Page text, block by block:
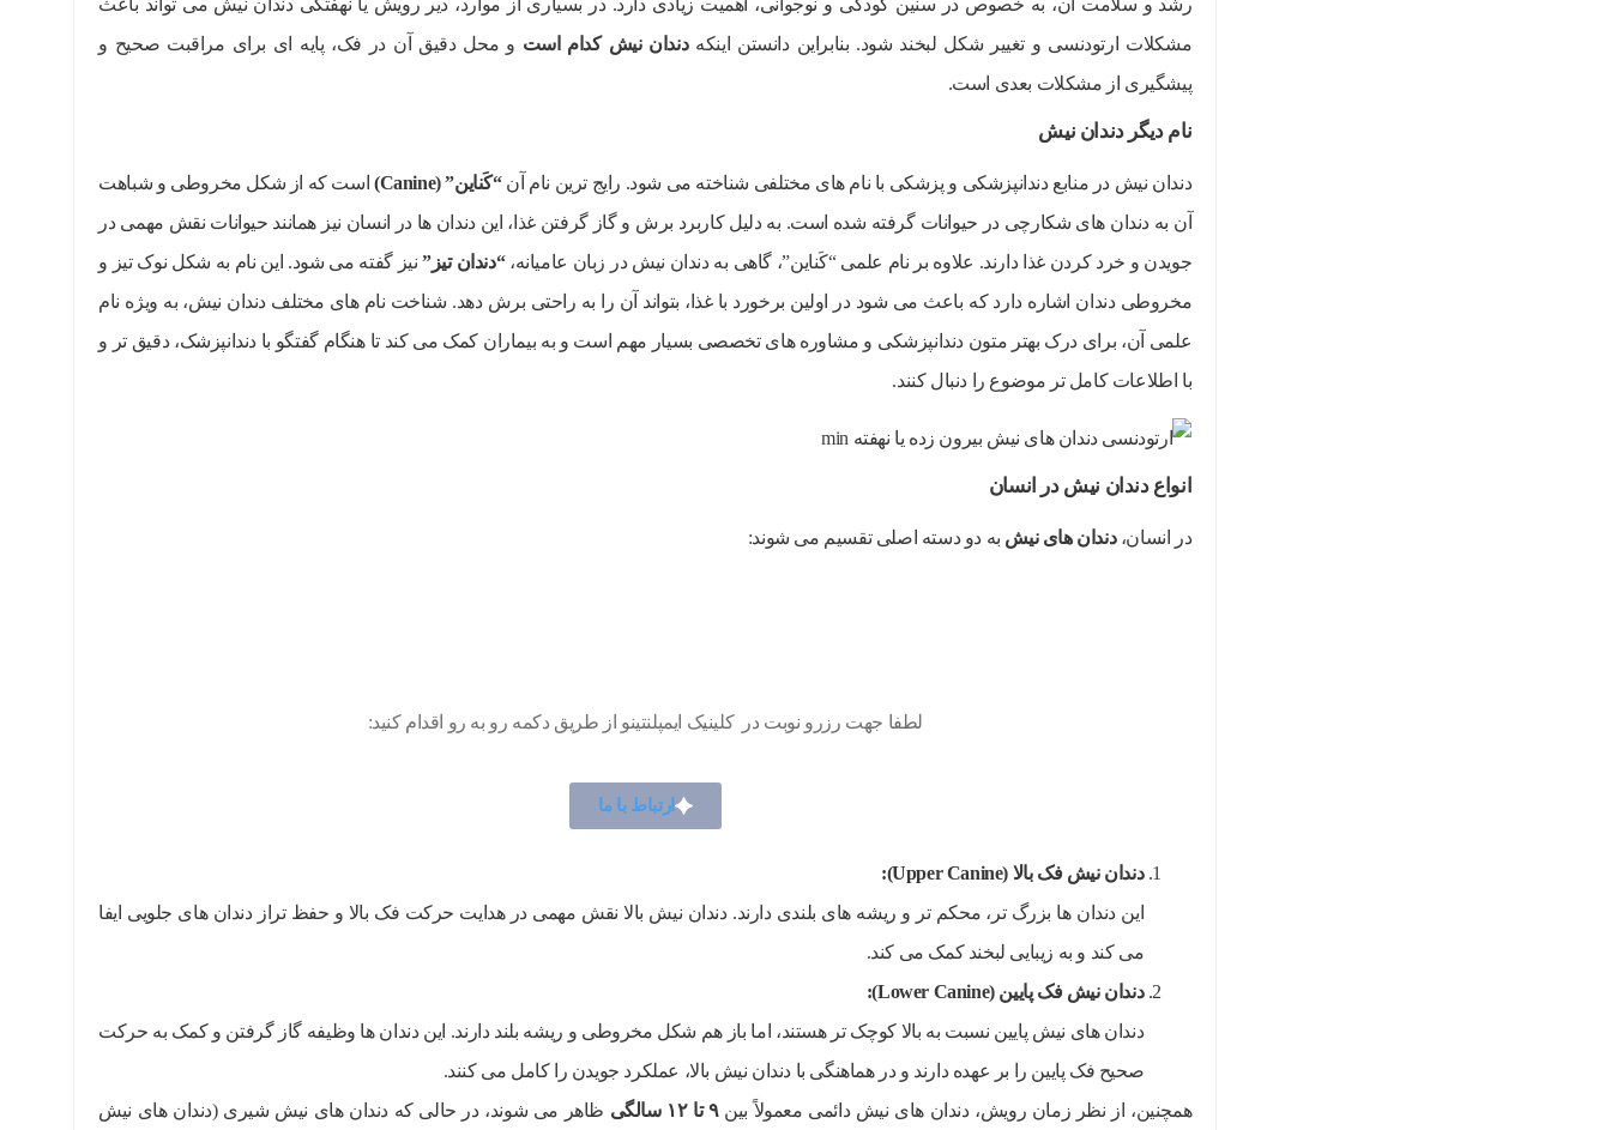
رشد و سلامت آن، به خصوص در سنین کودکی و نوجوانی، اهمیت زیادی دارد. در بسیاری از موارد، دیر رویش یا نهفتگی دندان نیش می تواند باعث
مشکلات ارتودنسی و تغییر شکل لبخند شود. بنابراین دانستن اینکهدندان نیش کدام است و محل دقیق آن در فک، پایه ای برای مراقبت صحیح و
پیشگیری از مشکلات بعدی است.
نام دیگر دندان نیش
دندان نیش در منابع دندانپزشکی و پزشکی با نام های مختلفی شناخته می شود. رایج ترین نام آن“کَناین” (Canine)
است که از شکل مخروطی و شباهت
آن به دندان های شکارچی در حیوانات گرفته شده است. به دلیل کاربرد برش و گاز گرفتن غذا، این دندان ها در انسان نیز همانند حیوانات نقش مهمی در
جویدن و خرد کردن غذا دارند. علاوه بر نام علمی “کَناین”، گاهی به دندان نیش در زبان عامیانه،“دندان تیز”نیز گفته می شود. این نام به شکل نوک تیز و
مخروطی دندان اشاره دارد که باعث می شود در اولین برخورد با غذا، بتواند آن را به راحتی برش دهد. شناخت نام های مختلف دندان نیش، به ویژه نام
علمی آن، برای درک بهتر متون دندانپزشکی و مشاوره های تخصصی بسیار مهم است و به بیماران کمک می کند تا هنگام گفتگو با دندانپزشک، دقیق تر و
با اطلاعات کامل تر موضوع را دنبال کنند.
انواع دندان نیش در انسان
در انسان،دندان های نیش به دو دسته اصلی تقسیم می شوند:
لطفا جهت رزرو نوبت در کلینیک ایمپلنتینو از طریق دکمه رو به رو اقدام کنید:
ارتباط با ما
دندان نیش فک بالا (Upper Canine):
این دندان ها بزرگ تر، محکم تر و ریشه های بلندی دارند. دندان نیش بالا نقش مهمی در هدایت حرکت فک بالا و حفظ تراز دندان های جلویی ایفا
می کند و به زیبایی لبخند کمک می کند.
دندان نیش فک پایین (Lower Canine):
دندان های نیش پایین نسبت به بالا کوچک تر هستند، اما باز هم شکل مخروطی و ریشه بلند دارند. این دندان ها وظیفه گاز گرفتن و کمک به حرکت
صحیح فک پایین را بر عهده دارند و در هماهنگی با دندان نیش بالا، عملکرد جویدن را کامل می کنند.
همچنین، از نظر زمان رویش، دندان های نیش دائمی معمولاً بین۹ تا۱۲ سالگی ظاهر می شوند، در حالی که دندان های نیش شیری (دندان های نیش